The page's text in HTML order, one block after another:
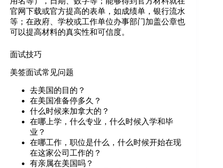
官网下载或官方提高的表单，如成绩单，银行流水
等；在政府、学校或工作单位办事部门加盖公章也
可以提高材料的真实性和可信度。
面试技巧
美签面试常见问题
去美国的目的？
在美国准备停多久？
什么时候来加拿大的？
在哪上学，什么专业，什么时候入学和毕
业？
在哪工作，职位是什么，什么时候开始在现
在这家公司工作的？
有亲属在美国吗？